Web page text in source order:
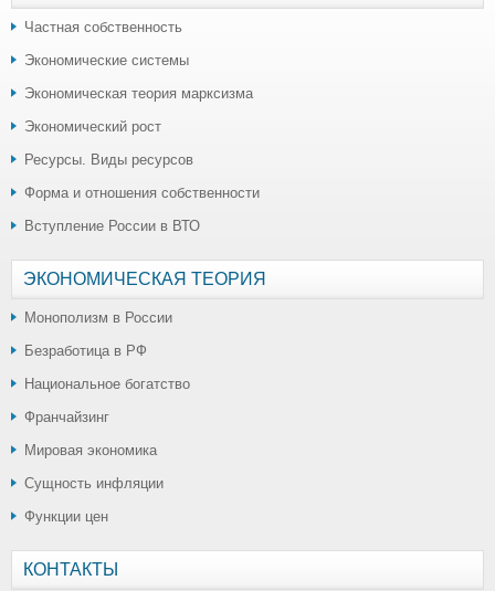
Частная собственность
Экономические системы
Экономическая теория марксизма
Экономический рост
Ресурсы. Виды ресурсов
Форма и отношения собственности
Вступление России в ВТО
ЭКОНОМИЧЕСКАЯ ТЕОРИЯ
Монополизм в России
Безработица в РФ
Национальное богатство
Франчайзинг
Мировая экономика
Сущность инфляции
Функции цен
КОНТАКТЫ